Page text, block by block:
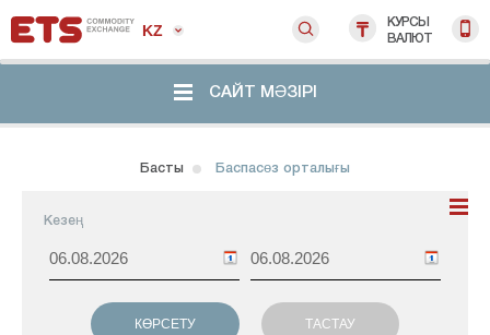
KZ
КУРСЫ
ВАЛЮТ
САЙТ МӘЗІРІ
Басты Баспасөз орталығы
Кезең